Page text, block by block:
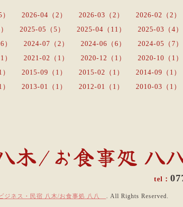
2026-04（2） 2026-03（2）
2026-02（2）
2025-05（5） 2025-04（11）
2025-03（4）
） 2024-07（2） 2024-06（6）
2024-05（7）
） 2021-02（1） 2020-12（1）
2020-10（1）
2015-09（1） 2015-02（1）
2014-09（1）
2013-01（1） 2012-01（1） 2010-03（1）
八木/お食事処
ジネス・民宿 八木/お食事処 八八 . All Rights Reserved.